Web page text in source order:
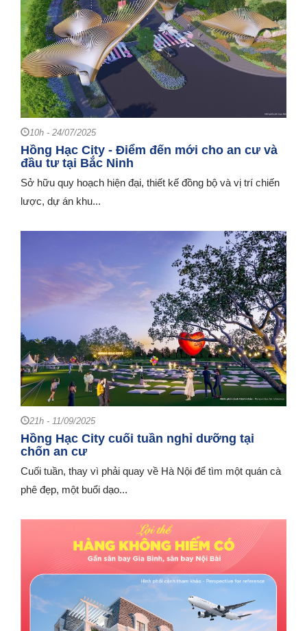
10h - 24/07/2025
Hồng Hạc City - Điểm đến mới cho an cư và
đầu tư tại Bắc Ninh
Sở hữu quy hoạch hiện đại, thiết kế đồng bộ và vị trí chiến
lược, dự án khu...
21h - 11/09/2025
Hồng Hạc City cuối tuần nghỉ dưỡng tại
chốn an cư
Cuối tuần, thay vì phải quay về Hà Nội để tìm một quán cà
phê đẹp, một buổi dạo...